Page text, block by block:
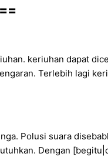
keriuhan dapat
Terlebih lagi
Polusi suara
Dengan